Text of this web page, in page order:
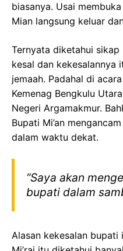
biasanya. Usai
Mian langsung keluar
Ternyata diketahui
kesal dan kekesalannya
jemaah. Padahal di
Kemenag Bengkulu
Negeri Argamakmur.
Bupati Mi’an
dalam waktu dekat.
“Saya akan
bupati dalam
Alasan kekesalan bupati